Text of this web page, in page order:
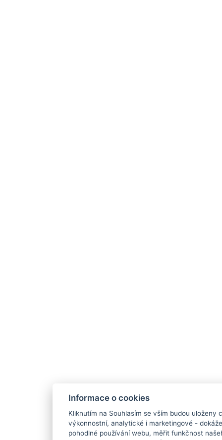
Informace o cookies
Kliknutím na Souhlasím se vším budou uloženy
výkonnostní, analytické i marketingové -
pohodlné používání webu, měřit funkčnost